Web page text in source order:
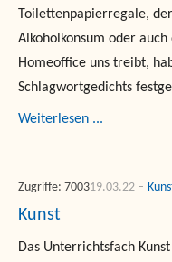
Toilettenpapierregale,
Alkoholkonsum oder
Homeoffice uns treibt,
Schlagwortgedichts
Weiterlesen ...
Kunst
Das Unterrichtsfach
19.03.22
Zugriffe: 7003